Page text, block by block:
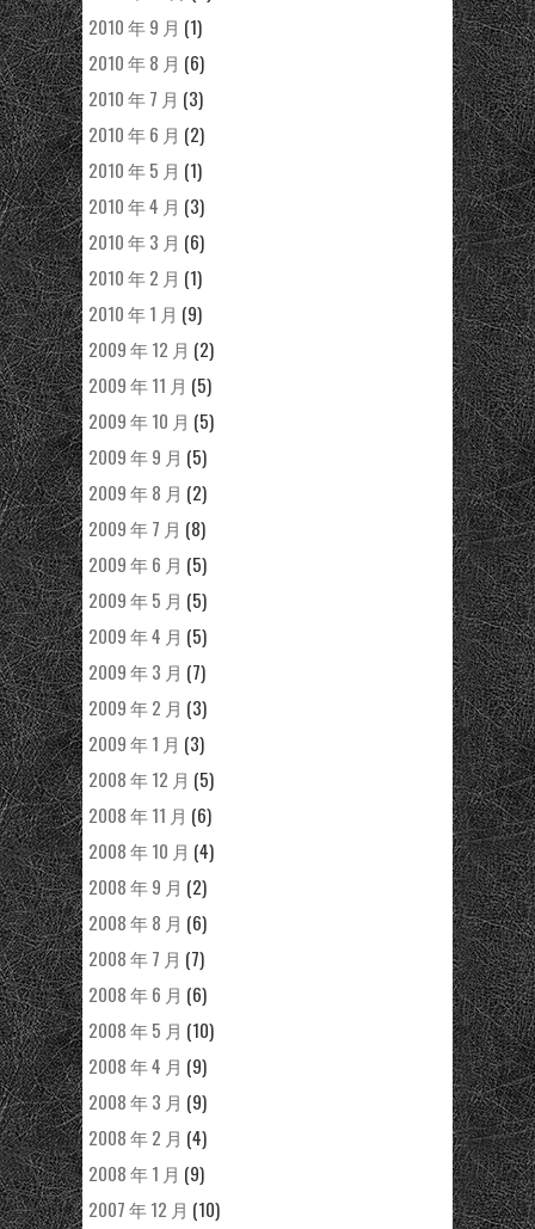
2010 年 9 月 (1)
2010 年 8 月 (6)
2010 年 7 月 (3)
2010 年 6 月 (2)
2010 年 5 月 (1)
2010 年 4 月 (3)
2010 年 3 月 (6)
2010 年 2 月 (1)
2010 年 1 月 (9)
2009 年 12 月 (2)
2009 年 11 月 (5)
2009 年 10 月 (5)
2009 年 9 月 (5)
2009 年 8 月 (2)
2009 年 7 月 (8)
2009 年 6 月 (5)
2009 年 5 月 (5)
2009 年 4 月 (5)
2009 年 3 月 (7)
2009 年 2 月 (3)
2009 年 1 月 (3)
2008 年 12 月 (5)
2008 年 11 月 (6)
2008 年 10 月 (4)
2008 年 9 月 (2)
2008 年 8 月 (6)
2008 年 7 月 (7)
2008 年 6 月 (6)
2008 年 5 月 (10)
2008 年 4 月 (9)
2008 年 3 月 (9)
2008 年 2 月 (4)
2008 年 1 月 (9)
2007 年 12 月 (10)